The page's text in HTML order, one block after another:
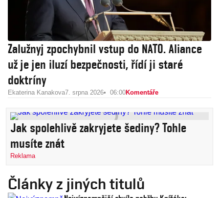
Zalužnyj zpochybnil vstup do NATO. Aliance
už je jen iluzí bezpečnosti, řídí ji staré
doktríny
Ekaterina Kanakova7. srpna 2026 06:00Komentáře
Jak spolehlivě zakryjete šediny? Tohle
musíte znát
Reklama
Články z jiných titulů